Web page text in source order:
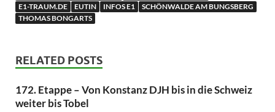
E1-TRAUM.DE
EUTIN INFOS E1
SCHÖNWALDE AM BUNGSBERG
THOMAS BONGARTS
RELATED POSTS
172. Etappe – Von Konstanz DJH bis in die Schweiz
weiter bis Tobel